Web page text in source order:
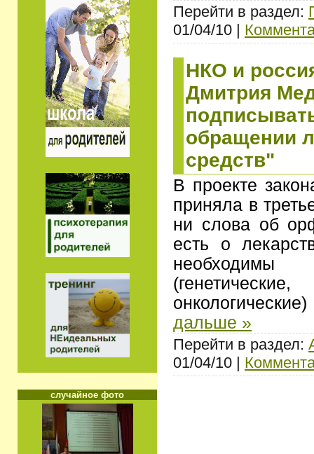
случайное фото
Перейти в раздел:
01/04/10 |
НКО и
Дмитрия
обращении
средств"
В проекте
приняла в
ни слова об
есть о
необходимы
дальше »
Перейти в раздел:
01/04/10 |